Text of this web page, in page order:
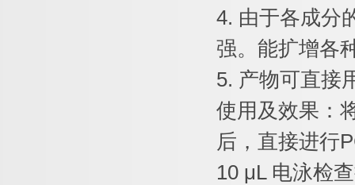
4. 由于各成分
强。能扩增各
5. 产物可直接
使用及效果：
后，直接进行
10 μL 电泳检